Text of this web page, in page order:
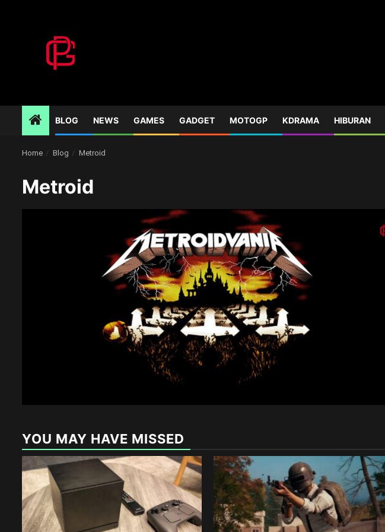
BLOG NEWS GAMES GADGET MOTOGP KDRAMA HIBURAN
Home Blog Metroid
Metroid
YOU MAY HAVE MISSED